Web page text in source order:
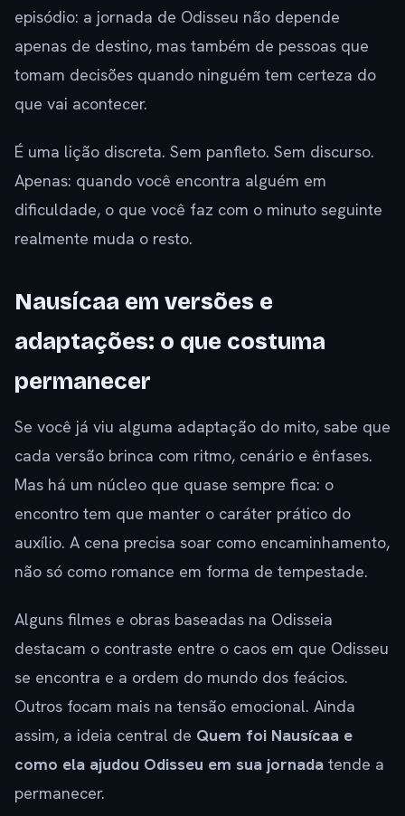
episódio: a jornada de Odisseu não depende
apenas de destino, mas também de pessoas que
tomam decisões quando ninguém tem certeza do
que vai acontecer.
É uma lição discreta. Sem panfleto. Sem discurso.
Apenas: quando você encontra alguém em
dificuldade, o que você faz com o minuto seguinte
realmente muda o resto.
Nausícaa em versões e
adaptações: o que costuma
permanecer
Se você já viu alguma adaptação do mito, sabe que
cada versão brinca com ritmo, cenário e ênfases.
Mas há um núcleo que quase sempre fica: o
encontro tem que manter o caráter prático do
auxílio. A cena precisa soar como encaminhamento,
não só como romance em forma de tempestade.
Alguns filmes e obras baseadas na Odisseia
destacam o contraste entre o caos em que Odisseu
se encontra e a ordem do mundo dos feácios.
Outros focam mais na tensão emocional. Ainda
assim, a ideia central de Quem foi Nausícaa e
como ela ajudou Odisseu em sua jornada tende a
permanecer.